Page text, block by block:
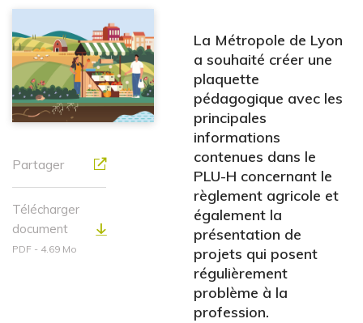
Partager
Télécharger
document
PDF - 4.69 Mo
La Métropole de Lyon
a souhaité créer une
plaquette
pédagogique avec les
principales
informations
contenues dans le
PLU-H concernant le
règlement agricole et
également la
présentation de
projets qui posent
régulièrement
problème à la
profession.